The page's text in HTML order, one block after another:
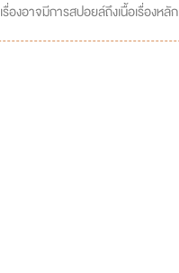
รื่องอาจมีการสปอยล์ถึงเนื้อเรื่องหลัก